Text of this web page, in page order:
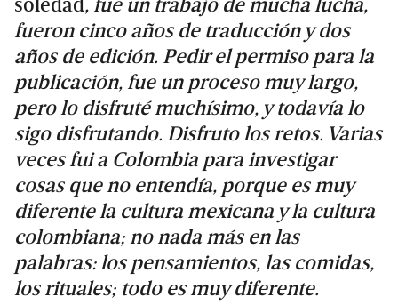
soledad, fue un trabajo de mucha lucha,
fueron cinco años de traducción y dos
años de edición. Pedir el permiso para la
publicación, fue un proceso muy largo,
pero lo disfruté muchísimo, y todavía lo
sigo disfrutando. Disfruto los retos. Varias
veces fui a Colombia para investigar
cosas que no entendía, porque es muy
diferente la cultura mexicana y la cultura
colombiana; no nada más en las
palabras: los pensamientos, las comidas,
los rituales; todo es muy diferente.